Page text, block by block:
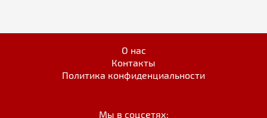
О нас
Контакты
Политика конфиденциальности
Мы в соцсетях: